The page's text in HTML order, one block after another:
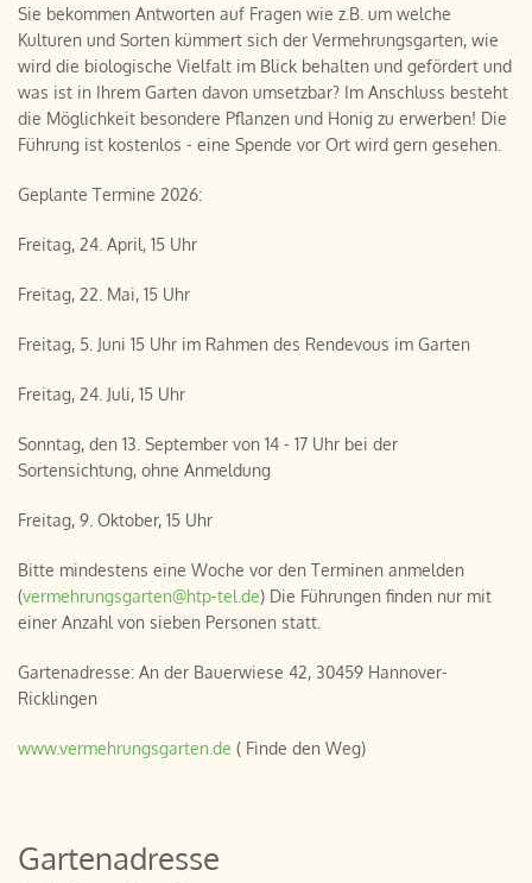
Sie bekommen Antworten auf Fragen wie z.B. um welche
Kulturen und Sorten kümmert sich der Vermehrungsgarten, wie
wird die biologische Vielfalt im Blick behalten und gefördert und
was ist in Ihrem Garten davon umsetzbar? Im Anschluss besteht
die Möglichkeit besondere Pflanzen und Honig zu erwerben! Die
Führung ist kostenlos - eine Spende vor Ort wird gern gesehen.
Geplante Termine 2026:
Freitag, 24. April, 15 Uhr
Freitag, 22. Mai, 15 Uhr
Freitag, 5. Juni 15 Uhr im Rahmen des Rendevous im Garten
Freitag, 24. Juli, 15 Uhr
Sonntag, den 13. September von 14 - 17 Uhr bei der
Sortensichtung, ohne Anmeldung
Freitag, 9. Oktober, 15 Uhr
Bitte mindestens eine Woche vor den Terminen anmelden
(vermehrungsgarten@htp-tel.de) Die Führungen finden nur mit
einer Anzahl von sieben Personen statt.
Gartenadresse: An der Bauerwiese 42, 30459 Hannover-
Ricklingen
www.vermehrungsgarten.de ( Finde den Weg)
Gartenadresse